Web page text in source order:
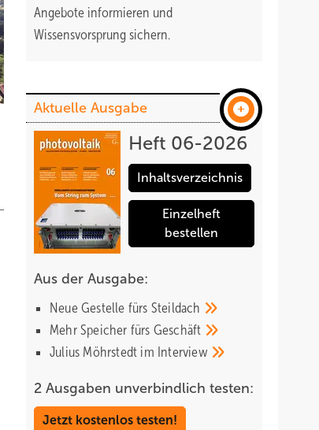
Angebote informieren und
Wissensvorsprung sichern.
Aktuelle Ausgabe
Heft 06-2026
Inhaltsverzeichnis
Einzelheft
bestellen
Aus der Ausgabe:
Neue Gestelle fürs Steildach
Mehr Speicher fürs Geschäft
Julius Möhrstedt im Interview
2 Ausgaben unverbindlich testen:
Jetzt kostenlos testen!